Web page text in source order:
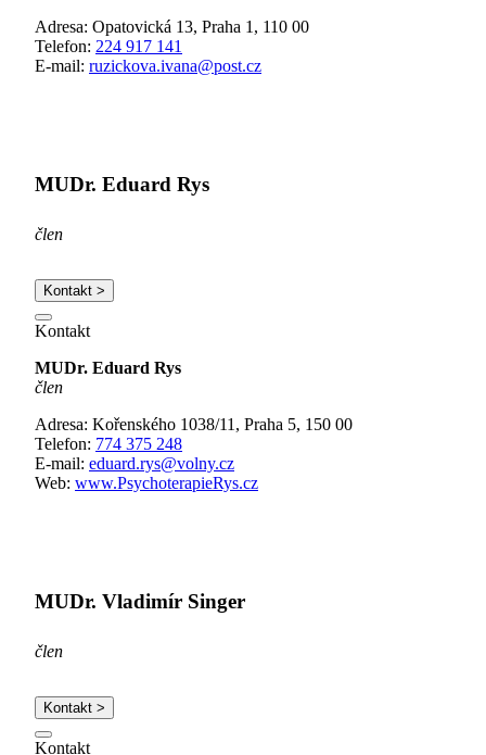
Adresa: Opatovická 13, Praha 1, 110 00
Telefon: 224 917 141
E-mail: ruzickova.ivana@post.cz
MUDr. Eduard Rys
člen
Kontakt >
Kontakt
MUDr. Eduard Rys
člen
Adresa: Kořenského 1038/11, Praha 5, 150 00
Telefon: 774 375 248
E-mail: eduard.rys@volny.cz
Web: www.PsychoterapieRys.cz
MUDr. Vladimír Singer
člen
Kontakt >
Kontakt